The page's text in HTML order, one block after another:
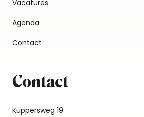
Vacatures
Agenda
Contact
Contact
Küppersweg 19